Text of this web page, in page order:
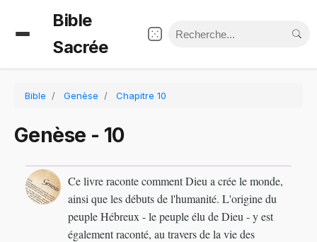
Bible
Sacrée
Bible Genèse Chapitre 10
Genèse - 10
Ce livre raconte comment Dieu a crée le monde,
ainsi que les débuts de l'humanité. L'origine du
peuple Hébreux - le peuple élu de Dieu - y est
également raconté, au travers de la vie des